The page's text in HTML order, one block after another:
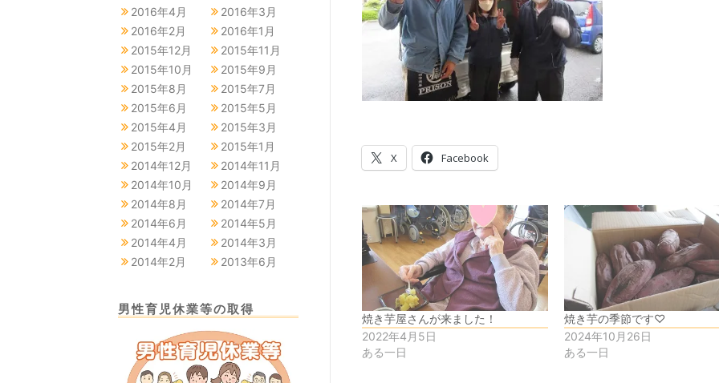
X Facebook
焼き芋屋さんが来ました！
2022年4月5日
ある一日
焼き芋の季節です♡
2024年10月26日
ある一日
2016年4月
2016年3月
2016年2月
2016年1月
2015年12月
2015年11月
2015年10月
2015年9月
2015年8月
2015年7月
2015年6月
2015年5月
2015年4月
2015年3月
2015年2月
2015年1月
2014年12月
2014年11月
2014年10月
2014年9月
2014年8月
2014年7月
2014年6月
2014年5月
2014年4月
2014年3月
2014年2月
2013年6月
男性育児休業等の取得